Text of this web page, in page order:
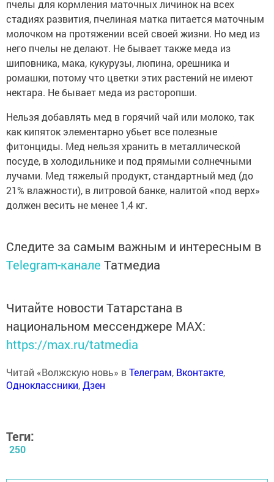
пчелы для кормления маточных личинок на всех
стадиях развития, пчелиная матка питается маточным
молочком на протяжении всей своей жизни. Но мед из
него пчелы не делают. Не бывает также меда из
шиповника, мака, кукурузы, люпина, орешника и
ромашки, потому что цветки этих растений не имеют
нектара. Не бывает меда из расторопши.
Нельзя добавлять мед в горячий чай или молоко, так
как кипяток элементарно убьет все полезные
фитонциды. Мед нельзя хранить в металлической
посуде, в холодильнике и под прямыми солнечными
лучами. Мед тяжелый продукт, стандартный мед (до
21% влажности), в литровой банке, налитой «под верх»
должен весить не менее 1,4 кг.
Следите за самым важным и интересным в
Telegram-канале Татмедиа
Читайте новости Татарстана в
национальном мессенджере MАХ:
https://max.ru/tatmedia
Читай «Волжскую новь» вТелеграм, Вконтакте,
Одноклассники,Дзен
Теги:
250